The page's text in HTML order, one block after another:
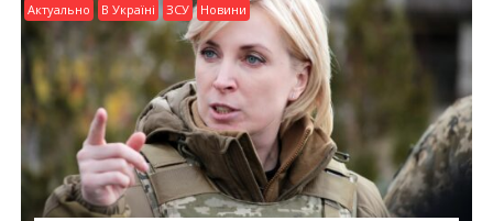
Актуально В Україні ЗСУ Новини